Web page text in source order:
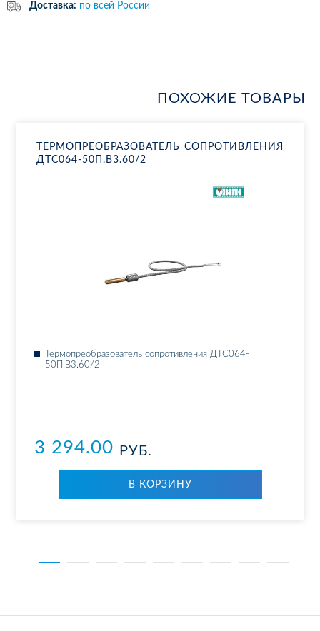
Доставка: по всей России
ПОХОЖИЕ ТОВАРЫ
ТЕР­МО­ПРЕ­ОБ­РА­ЗО­ВА­ТЕЛЬ СО­ПРО­ТИВ­ЛЕ­НИЯ
ДТ­С064-50П.В3.60/2
Тер­мо­пре­об­ра­зо­ва­тель со­про­тив­ле­ния ДТ­С064-
50П.В3.60/2
3 294.00 РУБ.
В КОР­ЗИ­НУ